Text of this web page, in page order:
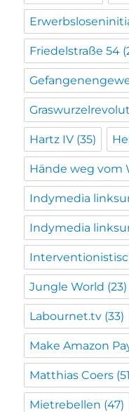
Friedelstraße 54
Hartz IV (35)
Hände weg vom
Indymedia
Indymedia
Jungle World (23)
Labournet.tv (33)
Make Amazon
Matthias Coers
Mietrebellen (47)